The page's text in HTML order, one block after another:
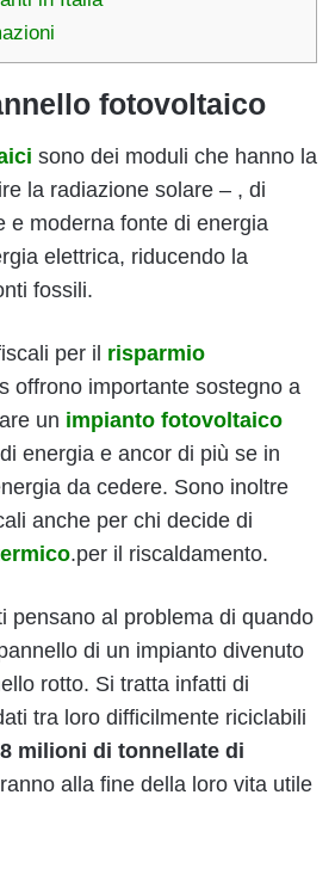
fotovoltaico
sono dei moduli che hanno la
la radiazione solare – , di
e moderna fonte di energia
elettrica, riducendo la
fossili.
per il risparmio
offrono importante sostegno a
un impianto fotovoltaico
energia e ancor di più se in
da cedere. Sono inoltre
anche per chi decide di
.per il riscaldamento.
pensano al problema di quando
di un impianto divenuto
rotto. Si tratta infatti di
tra loro difficilmente riciclabili
milioni di tonnellate di
alla fine della loro vita utile